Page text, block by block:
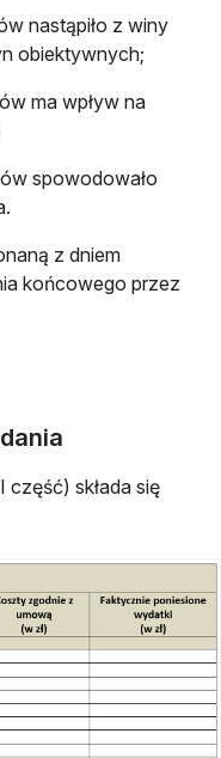
nastąpiło z winy
obiektywnych;
ma wpływ na
spowodowało
z dniem
końcowego przez
składa się